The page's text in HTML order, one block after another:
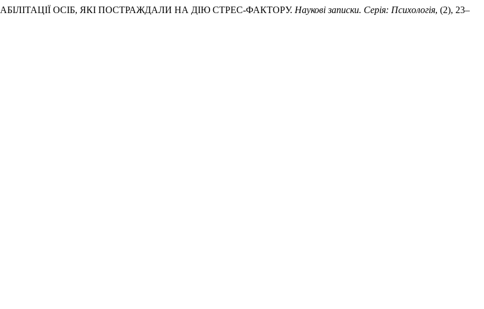
ОСІБ, ЯКІ ПОСТРАЖДАЛИ НА ДІЮ СТРЕС-ФАКТОРУ. Наукові записки. Серія: Психологія, (2), 23–